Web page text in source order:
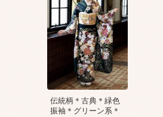
伝統柄＊古典＊緑色
振袖＊グリーン系＊